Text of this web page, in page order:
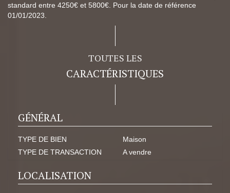
standard entre 4250€ et 5800€. Pour la date de référence
01/01/2023.
TOUTES LES
CARACTÉRISTIQUES
GÉNÉRAL
TYPE DE BIEN
Maison
TYPE DE TRANSACTION
A vendre
LOCALISATION